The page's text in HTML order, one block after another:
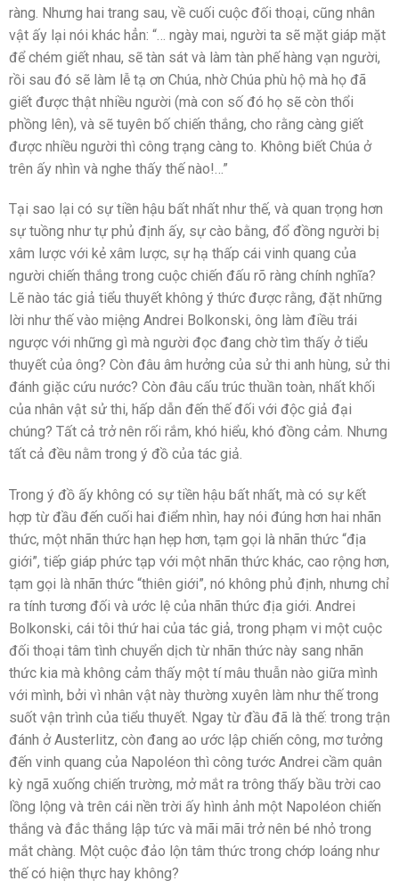
ràng. Nhưng hai trang sau, về cuối cuộc đối thoại, cũng nhân
vật ấy lại nói khác hẳn: “… ngày mai, người ta sẽ mặt giáp mặt
để chém giết nhau, sẽ tàn sát và làm tàn phế hàng vạn người,
rồi sau đó sẽ làm lễ tạ ơn Chúa, nhờ Chúa phù hộ mà họ đã
giết được thật nhiều người (mà con số đó họ sẽ còn thổi
phồng lên), và sẽ tuyên bố chiến thắng, cho rằng càng giết
được nhiều người thì công trạng càng to. Không biết Chúa ở
trên ấy nhìn và nghe thấy thế nào!…”
Tại sao lại có sự tiền hậu bất nhất như thế, và quan trọng hơn
sự tuồng như tự phủ định ấy, sự cào bằng, đổ đồng người bị
xâm lược với kẻ xâm lược, sự hạ thấp cái vinh quang của
người chiến thắng trong cuộc chiến đấu rõ ràng chính nghĩa?
Lẽ nào tác giả tiểu thuyết không ý thức được rằng, đặt những
lời như thế vào miệng Andrei Bolkonski, ông làm điều trái
ngược với những gì mà người đọc đang chờ tìm thấy ở tiểu
thuyết của ông? Còn đâu âm hưởng của sử thi anh hùng, sử thi
đánh giặc cứu nước? Còn đâu cấu trúc thuần toàn, nhất khối
của nhân vật sử thi, hấp dẫn đến thế đối với độc giả đại
chúng? Tất cả trở nên rối rắm, khó hiểu, khó đồng cảm. Nhưng
tất cả đều nằm trong ý đồ của tác giả.
Trong ý đồ ấy không có sự tiền hậu bất nhất, mà có sự kết
hợp từ đầu đến cuối hai điểm nhìn, hay nói đúng hơn hai nhãn
thức, một nhãn thức hạn hẹp hơn, tạm gọi là nhãn thức “địa
giới”, tiếp giáp phức tạp với một nhãn thức khác, cao rộng hơn,
tạm gọi là nhãn thức “thiên giới”, nó không phủ định, nhưng chỉ
ra tính tương đối và ước lệ của nhãn thức địa giới. Andrei
Bolkonski, cái tôi thứ hai của tác giả, trong phạm vi một cuộc
đối thoại tâm tình chuyển dịch từ nhãn thức này sang nhãn
thức kia mà không cảm thấy một tí mâu thuẫn nào giữa mình
với mình, bởi vì nhân vật này thường xuyên làm như thế trong
suốt vận trình của tiểu thuyết. Ngay từ đầu đã là thế: trong trận
đánh ở Austerlitz, còn đang ao ước lập chiến công, mơ tưởng
đến vinh quang của Napoléon thì công tước Andrei cầm quân
kỳ ngã xuống chiến trường, mở mắt ra trông thấy bầu trời cao
lồng lộng và trên cái nền trời ấy hình ảnh một Napoléon chiến
thắng và đắc thắng lập tức và mãi mãi trở nên bé nhỏ trong
mắt chàng. Một cuộc đảo lộn tâm thức trong chớp loáng như
thế có hiện thực hay không?